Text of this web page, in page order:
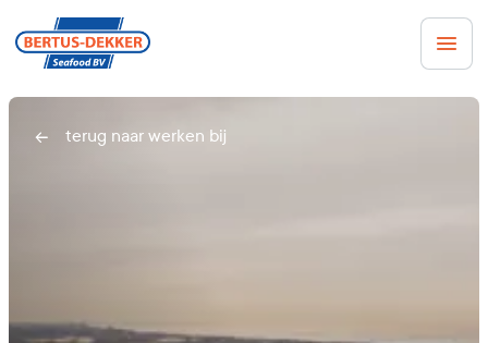
terug naar werken bij